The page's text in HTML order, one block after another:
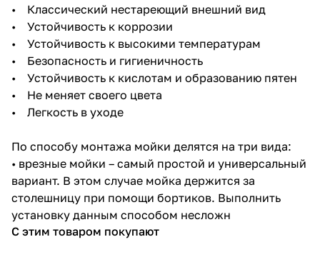
• Классический нестареющий внешний вид
• Устойчивость к коррозии
• Устойчивость к высокими температурам
• Безопасность и гигиеничность
• Устойчивость к кислотам и образованию пятен
• Не меняет своего цвета
• Легкость в уходе
По способу монтажа мойки делятся на три вида:
• врезные мойки – самый простой и универсальный
вариант. В этом случае мойка держится за
столешницу при помощи бортиков. Выполнить
установку данным способом несложн
С этим товаром покупают